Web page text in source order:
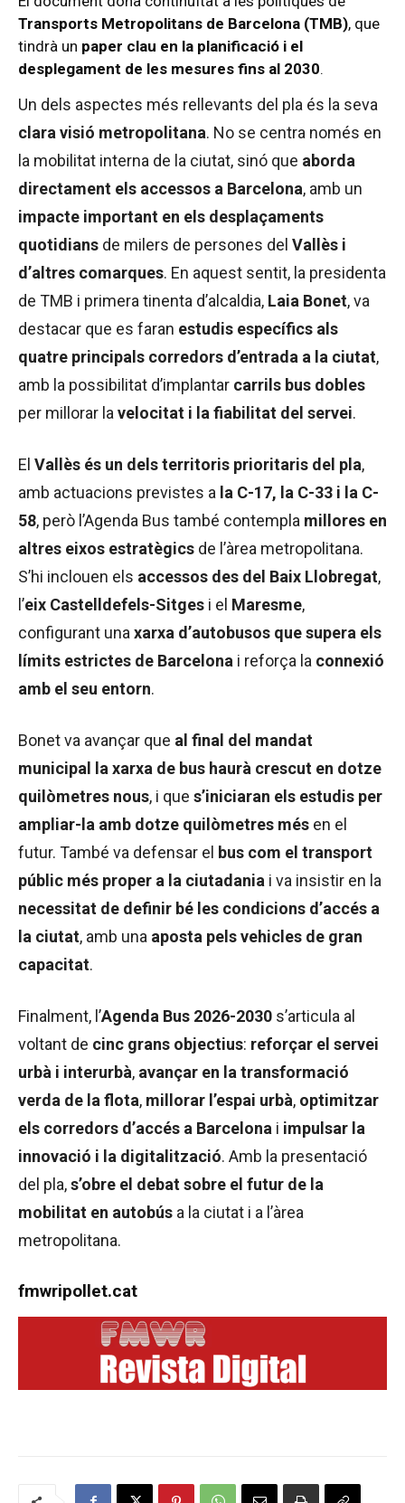
Transports Metropolitans de Barcelona (TMB), que
tindrà un paper clau en la planificació i el
desplegament de les mesures fins al 2030.
Un dels aspectes més rellevants del pla és la seva
clara visió metropolitana. No se centra només en
la mobilitat interna de la ciutat, sinó que aborda
directament els accessos a Barcelona, amb un
impacte important en els desplaçaments
quotidians de milers de persones del Vallès i
d’altres comarques. En aquest sentit, la presidenta
de TMB i primera tinenta d’alcaldia, Laia Bonet, va
destacar que es faran estudis específics als
quatre principals corredors d’entrada a la ciutat,
amb la possibilitat d’implantar carrils bus dobles
per millorar lavelocitat i la fiabilitat del servei.
El Vallès és un dels territoris prioritaris del pla,
amb actuacions previstes a la C-17, la C-33 i la C-
58, però l’Agenda Bus també contempla millores en
altres eixos estratègics de l’àrea metropolitana.
S’hi inclouen els accessos des del Baix Llobregat,
l’eix Castelldefels-Sitges i el Maresme,
configurant unaxarxa d’autobusos que supera els
límits estrictes de Barcelona i reforça la connexió
amb el seu entorn.
Bonet va avançar que al final del mandat
municipal la xarxa de bus haurà crescut en dotze
quilòmetres nous, i que s’iniciaran els estudis per
ampliar-la amb dotze quilòmetres més en el
futur. També va defensar el bus com el transport
públic més proper a la ciutadania i va insistir en la
necessitat de definir bé les condicions d’accés a
la ciutat, amb una aposta pels vehicles de gran
capacitat.
Finalment, l’Agenda Bus 2026-2030 s’articula al
voltant de cinc grans objectius: reforçar el servei
urbà i interurbà, avançar en la transformació
verda de la flota, millorar l’espai urbà, optimitzar
els corredors d’accés a Barcelona i impulsar la
innovació i la digitalització. Amb la presentació
del pla,s’obre el debat sobre el futur de la
mobilitat en autobús a la ciutat i a l’àrea
metropolitana.
fmwripollet.cat